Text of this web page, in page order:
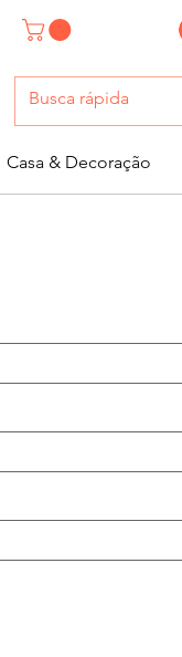
Casa & Decoração